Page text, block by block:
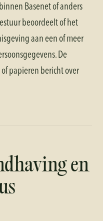
Basenet of anders
beoordeelt of het
aan een of meer
De
papieren bericht over
en